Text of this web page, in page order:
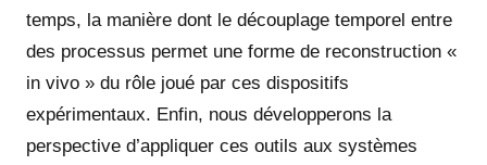
temps, la manière dont le découplage temporel entre
des processus permet une forme de reconstruction «
in vivo » du rôle joué par ces dispositifs
expérimentaux. Enfin, nous développerons la
perspective d’appliquer ces outils aux systèmes